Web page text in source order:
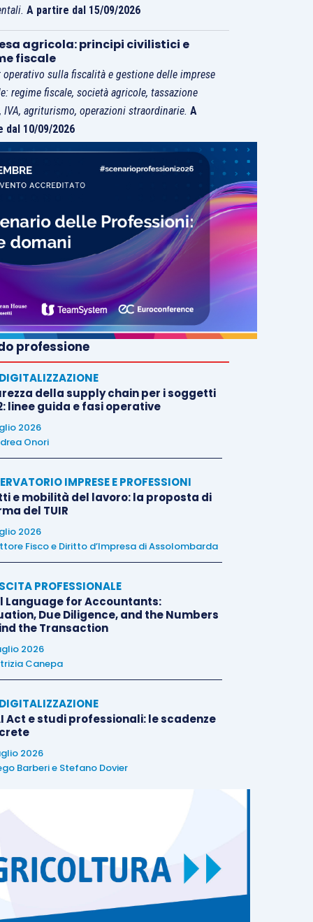
A partire dal 15/09/2026
agricola: principi civilistici e
fiscale
operativo sulla fiscalità e gestione delle imprese
regime fiscale, società agricole, tassazione
IVA, agriturismo, operazioni straordinarie.A
dal 10/09/2026
professione
della supply chain per i soggetti
linee guida e fasi operative
2026
Onori
IMPRESE E PROFESSIONI
e mobilità del lavoro: la proposta di
del TUIR
2026
Fisco e Diritto d’Impresa di Assolombarda
PROFESSIONALE
Language for Accountants:
Due Diligence, and the Numbers
the Transaction
2026
Canepa
Act e studi professionali: le scadenze
2026
Barberie Stefano Dovier